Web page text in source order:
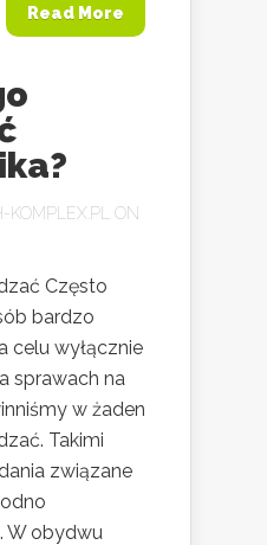
Read More
KOMPLEX.PL
ON
Często
bardzo
celu wyłącznie
sprawach na
w żaden
Takimi
związane
W obydwu